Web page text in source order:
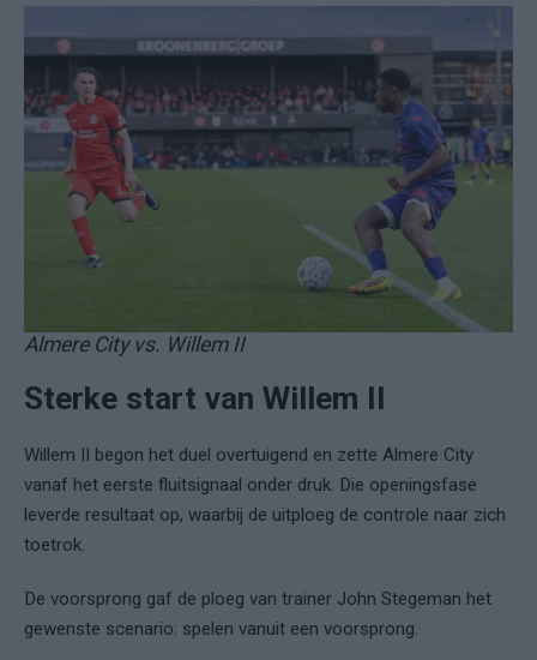
Almere City vs. Willem II
Sterke start van Willem II
Willem II begon het duel overtuigend en zette Almere City
vanaf het eerste fluitsignaal onder druk. Die openingsfase
leverde resultaat op, waarbij de uitploeg de controle naar zich
toetrok.
De voorsprong gaf de ploeg van trainer John Stegeman het
gewenste scenario: spelen vanuit een voorsprong.